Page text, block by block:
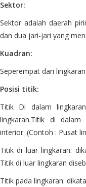
Sektor:
Sektor adalah daerah
dan dua jari-jari yang
Kuadran:
Seperempat dari
Posisi titik:
Titik Di dalam
lingkaran.Titik di
interior. (Contoh : Pusat
Titik di luar lingkaran:
Titik di luar lingkaran
Titik pada lingkaran: